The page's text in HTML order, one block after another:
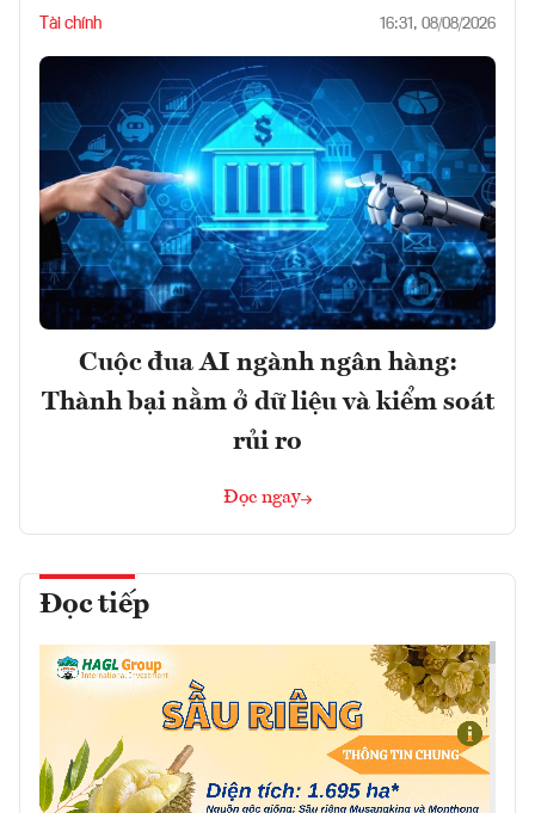
Tài chính 16:31, 08/08/2026
Cuộc đua AI ngành ngân hàng:
Thành bại nằm ở dữ liệu và kiểm soát
rủi ro
Đọc ngay
Đọc tiếp